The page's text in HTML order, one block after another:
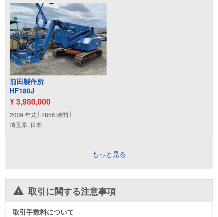
前田製作所
HF180J
¥ 3,980,000
2009 年式 2856 時間
埼玉県, 日本
もっと見る
取引に関する注意事項
取引手数料について